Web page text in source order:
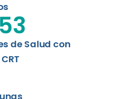
de Salud con